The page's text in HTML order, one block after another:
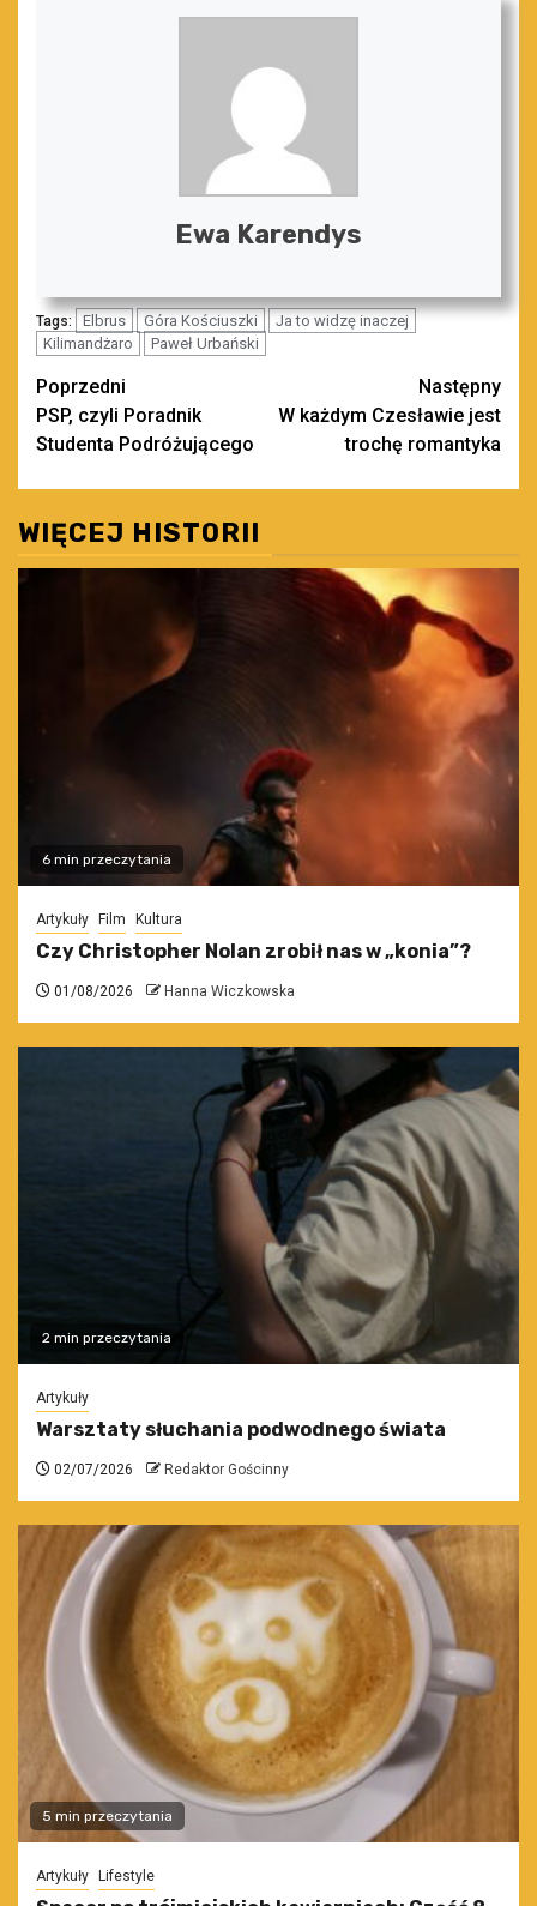
Ewa Karendys
Tags: Elbrus Góra Kościuszki
Ja to widzę inaczej
Kilimandżaro
Paweł Urbański
Zobacz
wpisy
Poprzedni
PSP, czyli Poradnik
Studenta Podróżującego
Następny
W każdym Czesławie jest
trochę romantyka
WIĘCEJ HISTORII
6 min przeczytania
Artykuły Film Kultura
Czy Christopher Nolan zrobił nas w „konia”?
01/08/2026 Hanna Wiczkowska
2 min przeczytania
Artykuły
Warsztaty słuchania podwodnego świata
02/07/2026 Redaktor Gościnny
5 min przeczytania
Artykuły Lifestyle